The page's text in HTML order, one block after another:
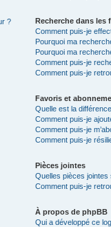
?
Recherche dans les
Comment puis-je
Pourquoi ma
Pourquoi ma
Comment puis-je
Comment puis-je
Favoris et
Quelle est la
Comment puis-je
Comment puis-je
Comment puis-je
Pièces jointes
Quelles pièces
Comment puis-je
À propos de phpBB
Qui a développé ce